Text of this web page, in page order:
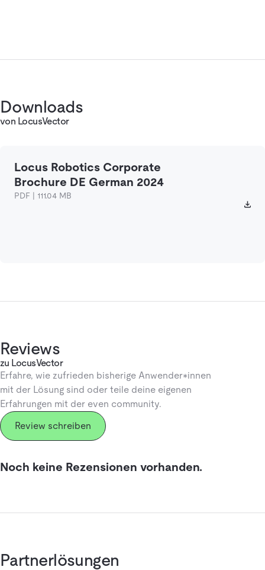
Downloads
von LocusVector
Locus Robotics Corporate
Brochure DE German 2024
PDF | 111.04 MB
Reviews
zu LocusVector
Erfahre, wie zufrieden bisherige Anwender*innen
mit der Lösung sind oder teile deine eigenen
Erfahrungen mit der even community.
Review schreiben
Noch keine Rezensionen vorhanden.
Partnerlösungen